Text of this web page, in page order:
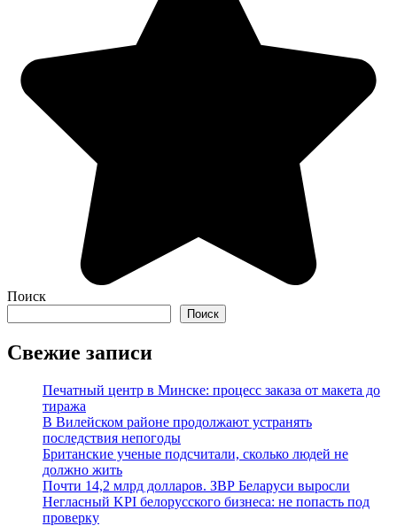
Поиск
Поиск
Свежие записи
Печатный центр в Минске: процесс заказа от макета до
тиража
В Вилейском районе продолжают устранять
последствия непогоды
Британские ученые подсчитали, сколько людей не
должно жить
Почти 14,2 млрд долларов. ЗВР Беларуси выросли
Негласный KPI белорусского бизнеса: не попасть под
проверку